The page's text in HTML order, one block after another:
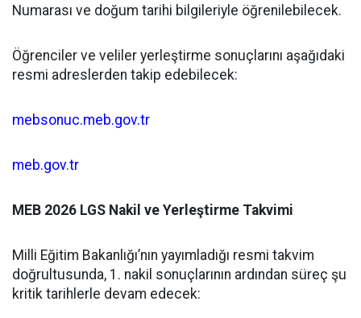
Numarası ve doğum tarihi bilgileriyle öğrenilebilecek.
​Öğrenciler ve veliler yerleştirme sonuçlarını aşağıdaki
resmi adreslerden takip edebilecek:
mebsonuc.meb.gov.tr
meb.gov.tr
​MEB 2026 LGS Nakil ve Yerleştirme Takvimi
​Milli Eğitim Bakanlığı’nın yayımladığı resmi takvim
doğrultusunda, 1. nakil sonuçlarının ardından süreç şu
kritik tarihlerle devam edecek: